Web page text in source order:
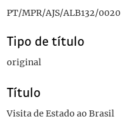
PT/MPR/AJS/ALB132/0020
Tipo de título
original
Título
Visita de Estado ao Brasil